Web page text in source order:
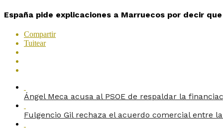
España pide explicaciones a Marruecos por decir
Compartir
Tuitear
Ángel Meca acusa al PSOE de respaldar la
Fulgencio Gil rechaza el acuerdo comercial entre